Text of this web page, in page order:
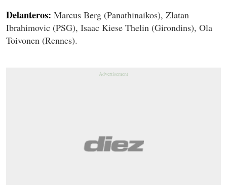
Delanteros: Marcus Berg (Panathinaikos), Zlatan
Ibrahimovic (PSG), Isaac Kiese Thelin (Girondins), Ola
Toivonen (Rennes).